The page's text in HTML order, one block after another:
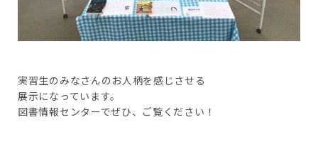
実習生のみなさんのお人柄を感じさせる
展示になっています。
図書情報センターでぜひ、ご覧ください！